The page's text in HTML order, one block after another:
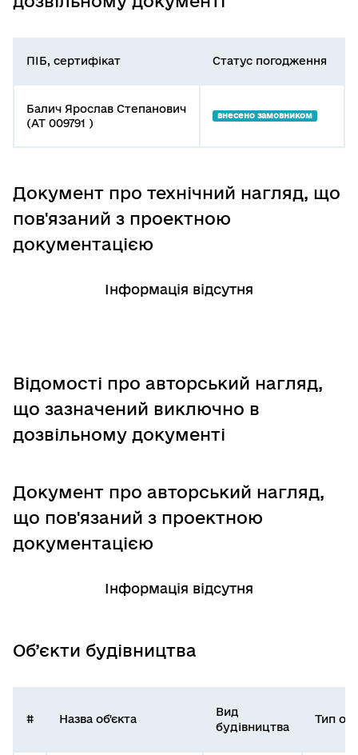
ПІБ, сертифікат Статус погодження
Балич Ярослав Степанович
(АТ 009791 )
внесено замовником
Документ про технічний нагляд, що
пов'язаний з проектною
документацією
Інформація відсутня
Відомості про авторський нагляд,
що зазначений виключно в
дозвільному документі
Документ про авторський нагляд,
що пов'язаний з проектною
документацією
Інформація відсутня
Об’єкти будівництва
# Назва об'єкта
Вид
будівництва
Тип